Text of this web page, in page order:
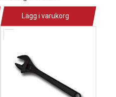
Lägg i varukorg